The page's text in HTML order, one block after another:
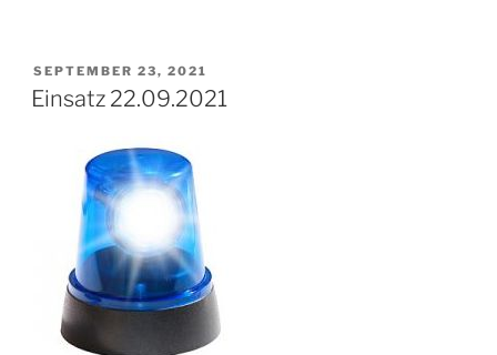
VERÖFFENTLICHT
AM
SEPTEMBER 23, 2021
Einsatz 22.09.2021